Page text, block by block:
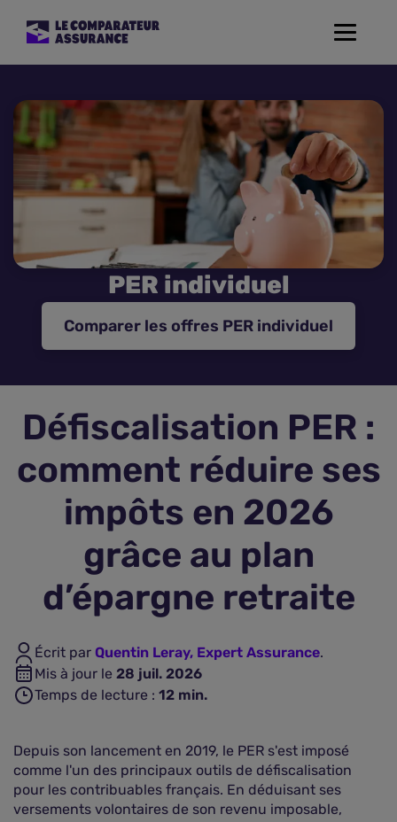
Toggle
Mutuelle Santé
Assurance Moto
Assurance de prêt
Assurance Animaux
Assurance vie
Plus d'assurances
PER individuel
Comparer les offres PER individuel
Défiscalisation PER :
comment réduire ses
impôts en 2026
grâce au plan
d’épargne retraite
Écrit par Quentin Leray, Expert Assurance.
Mis à jour le 28 juil. 2026
Temps de lecture : 12 min.
Depuis son lancement en 2019, le PER s'est imposé
comme l'un des principaux outils de défiscalisation
pour les contribuables français. En déduisant ses
versements volontaires de son revenu imposable,